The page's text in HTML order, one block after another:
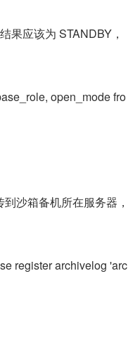
果应该为 STANDBY，
open_mode fro
沙箱备机所在服务器，
register archivelog 'arc